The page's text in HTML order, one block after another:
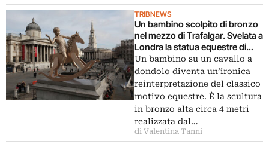
TRIBNEWS
Un bambino scolpito di bronzo
nel mezzo di Trafalgar. Svelata a
Londra la statua equestre di
Elmgreen e Dragset, ultima
opera del progetto “Fourth
Plinth”
Un bambino su un cavallo a
dondolo diventa un’ironica
reinterpretazione del classico
motivo equestre. È la scultura
in bronzo alta circa 4 metri
realizzata dal…
di Valentina Tanni